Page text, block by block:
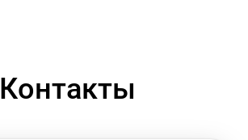
Контакты